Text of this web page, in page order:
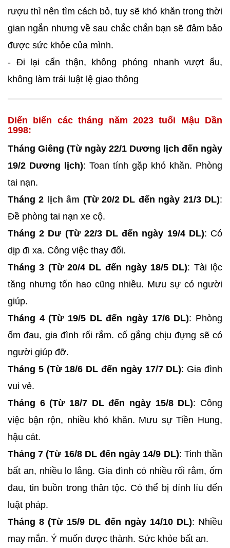
rượu thì nên tìm cách bỏ, tuy sẽ khó khăn trong thời
gian ngắn nhưng về sau chắc chắn bạn sẽ đảm bảo
được sức khỏe của mình.
- Đi lại cẩn thận, không phóng nhanh vượt ẩu,
không làm trái luật lệ giao thông
Diến biến các tháng năm 2023 tuổi Mậu Dần
1998:
Tháng Giêng (Từ ngày 22/1 Dương lịch đến ngày
19/2 Dương lịch): Toan tính gặp khó khăn. Phòng
tai nạn.
Tháng 2
lịch âm (Từ 20/2 DL đến ngày 21/3 DL):
Đề phòng tai nạn xe cộ.
Tháng 2 Dư (Từ 22/3 DL đến ngày 19/4 DL): Có
dịp đi xa. Công việc thay đổi.
Tháng 3 (Từ 20/4 DL đến ngày 18/5 DL): Tài lộc
tăng nhưng tốn hao cũng nhiều. Mưu sự có người
giúp.
Tháng 4 (Từ 19/5 DL đến ngày 17/6 DL): Phòng
ốm đau, gia đình rối rắm. cố gắng chịu đựng sẽ có
người giúp đỡ.
Tháng 5 (Từ 18/6 DL đến ngày 17/7 DL): Gia đình
vui vẻ.
Tháng 6 (Từ 18/7 DL đến ngày 15/8 DL): Công
việc bận rộn, nhiều khó khăn. Mưu sự Tiền Hung,
hậu cát.
Tháng 7 (Từ 16/8 DL đến ngày 14/9 DL): Tinh thần
bất an, nhiều lo lắng. Gia đình có nhiều rối rắm, ốm
đau, tin buồn trong thân tộc. Có thể bị dính líu đến
luật pháp.
Tháng 8 (Từ 15/9 DL đến ngày 14/10 DL): Nhiều
may mắn. Ý muốn được thành. Sức khỏe bất an.